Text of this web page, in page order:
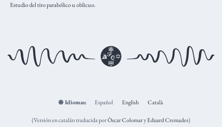
Estudio del tiro parabólico u oblicuo.
🌐 Idiomas: Español English Català
(Versión en catalán traducida porÒscar ColomaryEduard Cremades)